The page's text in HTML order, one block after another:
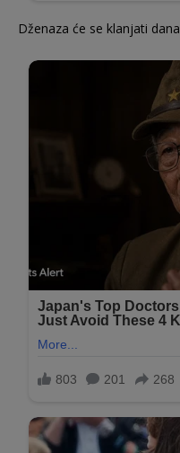
Dženaza će se klanjati